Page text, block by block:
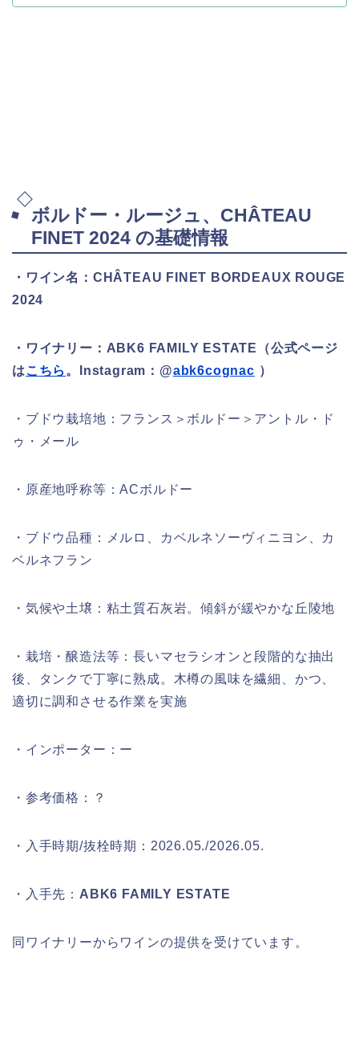
ボルドー・ルージュ、CHÂTEAU
FINET 2024 の基礎情報
・ワイン名：CHÂTEAU FINET BORDEAUX ROUGE
2024
・ワイナリー： ABK6 FAMILY ESTATE
（公式ページ
は こちら 。Instagram：@abk6cognac ）
・ブドウ栽培地：フランス＞ボルドー＞アントル・ド
ゥ・メール
・原産地呼称等：ACボルドー
・ブドウ品種：メルロ、カベルネソーヴィニヨン、カ
ベルネフラン
・気候や土壌：粘土質石灰岩。傾斜が緩やかな丘陵地
・栽培・醸造法等：長いマセラシオンと段階的な抽出
後、タンクで丁寧に熟成。木樽の風味を繊細、かつ、
適切に調和させる作業を実施
・インポーター：ー
・参考価格：？
・入手時期/抜栓時期：2026.05./2026.05.
・入手先： ABK6 FAMILY ESTATE
同ワイナリーからワインの提供を受けています。